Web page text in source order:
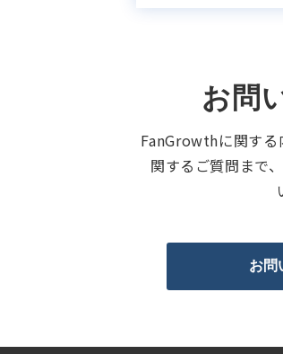
お問
FanGrowthに関する
関するご質問まで
お問